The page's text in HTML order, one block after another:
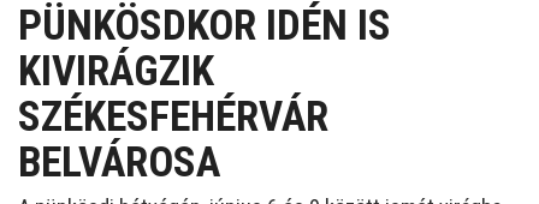
PÜNKÖSDKOR IDÉN IS
KIVIRÁGZIK
SZÉKESFEHÉRVÁR
BELVÁROSA